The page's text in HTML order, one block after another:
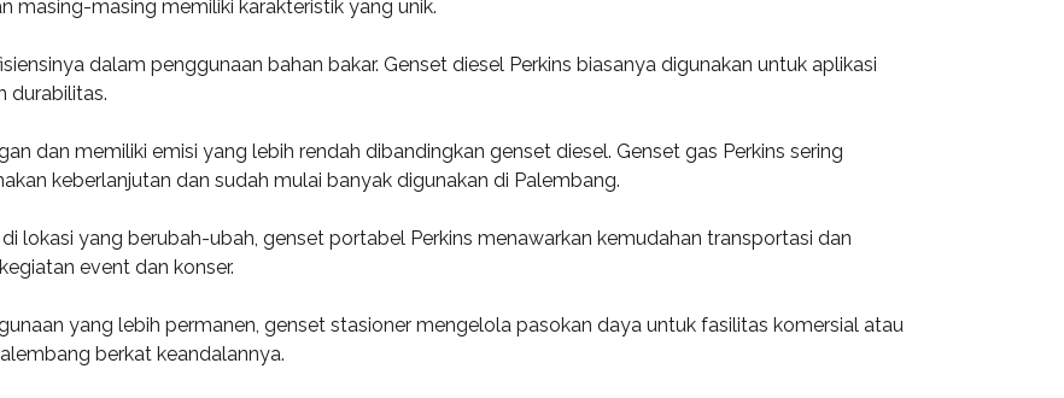
masing-masing memiliki karakteristik yang unik.
dalam penggunaan bahan bakar. Genset diesel Perkins biasanya digunakan untuk aplikasi
durabilitas.
dan memiliki emisi yang lebih rendah dibandingkan genset diesel. Genset gas Perkins sering
keberlanjutan dan sudah mulai banyak digunakan di Palembang.
lokasi yang berubah-ubah, genset portabel Perkins menawarkan kemudahan transportasi dan
event dan konser.
yang lebih permanen, genset stasioner mengelola pasokan daya untuk fasilitas komersial atau
berkat keandalannya.